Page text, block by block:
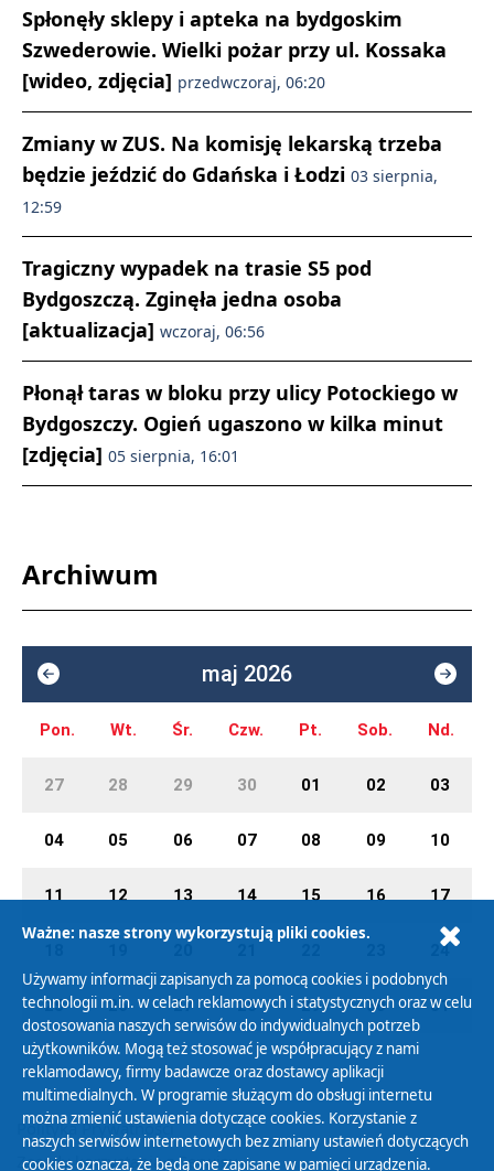
Spłonęły sklepy i apteka na bydgoskim
Szwederowie. Wielki pożar przy ul. Kossaka
[wideo, zdjęcia] przedwczoraj, 06:20
Zmiany w ZUS. Na komisję lekarską trzeba
będzie jeździć do Gdańska i Łodzi 03 sierpnia,
12:59
Tragiczny wypadek na trasie S5 pod
Bydgoszczą. Zginęła jedna osoba
[aktualizacja] wczoraj, 06:56
Płonął taras w bloku przy ulicy Potockiego w
Bydgoszczy. Ogień ugaszono w kilka minut
[zdjęcia] 05 sierpnia, 16:01
Archiwum
maj 2026
Pon. Wt. Śr. Czw. Pt. Sob. Nd.
27 28 29 30 01 02 03
04 05 06 07 08 09 10
11 12 13 14 15 16 17
24
25 26 27 28 29 30 31
Polityka Prywatności
Zasady korzystania z Serwisu
Ważne: nasze strony wykorzystują pliki cookies.
Używamy informacji zapisanych za pomocą cookies i podobnych
technologii m.in. w celach reklamowych i statystycznych oraz w celu
dostosowania naszych serwisów do indywidualnych potrzeb
użytkowników. Mogą też stosować je współpracujący z nami
reklamodawcy, firmy badawcze oraz dostawcy aplikacji
multimedialnych. W programie służącym do obsługi internetu
można zmienić ustawienia dotyczące cookies. Korzystanie z
naszych serwisów internetowych bez zmiany ustawień dotyczących
cookies oznacza, że będą one zapisane w pamięci urządzenia.